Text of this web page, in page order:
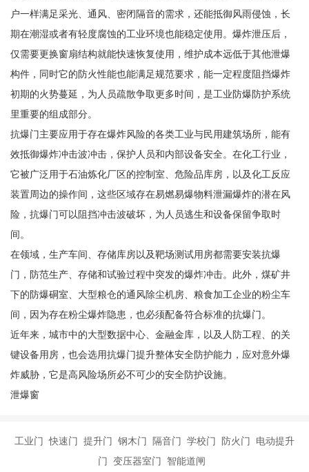
户一样满足采光、通风、密闭隔音的需求，还能抵御风雨侵蚀，长
期在潮湿或者有轻度腐蚀的工业环境也能稳定使用。爆炸泄压后，
仅需要更换窗扇结构就能快速恢复使用，维护成本远低于其他泄爆
构件，同时它的防火性能也能满足规范要求，能一定程度阻挡爆炸
初期的火势蔓延，为人员疏散争取更多时间，是工业防爆防护系统
里重要的组成部分。
抗爆门主要应用于存在爆炸风险的各类工业与民用建筑场所，能有
效抵御爆炸冲击波冲击，保护人员和内部设备安全。在化工行业，
它被广泛用于石油炼化厂区的控制室、危险品库房，以及化工反应
装置周边的操作间，这些区域存在易燃易爆物料泄漏爆炸的潜在风
险，抗爆门可以阻挡冲击波破坏，为人员逃生和设备保留争取时
间。
在领域，生产车间、存储库房以及靶场测试用房都需要安装抗爆
门，防范生产、存储和试验过程中突发的爆炸冲击。此外，煤矿井
下的防爆硐室、大型粮仓的通风除尘机房、粮食加工企业的粉尘车
间，因为存在粉尘爆炸隐患，也必须配备符合标准的抗爆门。
近年来，城市中的大型数据中心、金融金库，以及人防工程、的关
键设备用房，也会选用抗爆门提升整体安全防护能力，应对意外爆
炸威胁，它是高风险场所必不可少的安全防护设施。
泄爆窗
工业门 快速门 提升门 钢木门 隔音门 学校门 防火门 电动提升
门 变压器室门 智能道闸